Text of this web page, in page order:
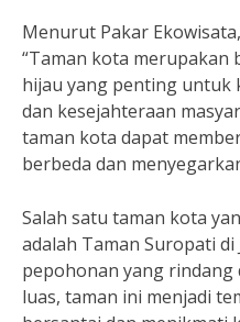
Menurut Pakar
“Taman kota
hijau yang penting untuk
dan kesejahteraan
taman kota dapat
berbeda dan
Salah satu taman kota
adalah Taman Suropati di
pepohonan yang rindang
luas, taman ini menjadi